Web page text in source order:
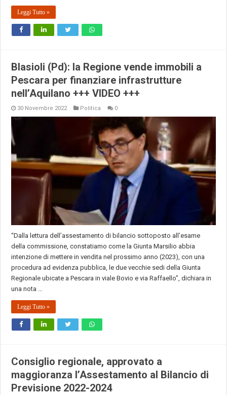
Leggi Tutto »
Blasioli (Pd): la Regione vende immobili a
Pescara per finanziare infrastrutture
nell’Aquilano +++ VIDEO +++
30 Novembre 2022 Politica 0
“Dalla lettura dell’assestamento di bilancio sottoposto all’esame
della commissione, constatiamo come la Giunta Marsilio abbia
intenzione di mettere in vendita nel prossimo anno (2023), con una
procedura ad evidenza pubblica, le due vecchie sedi della Giunta
Regionale ubicate a Pescara in viale Bovio e via Raffaello”, dichiara in
una nota …
Leggi Tutto »
Consiglio regionale, approvato a
maggioranza l’Assestamento al Bilancio di
Previsione 2022-2024